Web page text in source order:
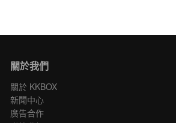
關於我們
關於 KKBOX
新聞中心
廣告合作